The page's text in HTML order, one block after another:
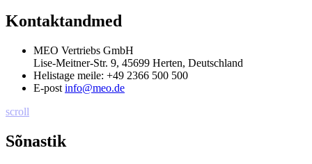
Kontaktandmed
MEO Vertriebs GmbH
Lise-Meitner-Str. 9, 45699 Herten, Deutschland
Helistage meile: +49 2366 500 500
E-post info@meo.de
scroll
Sõnastik